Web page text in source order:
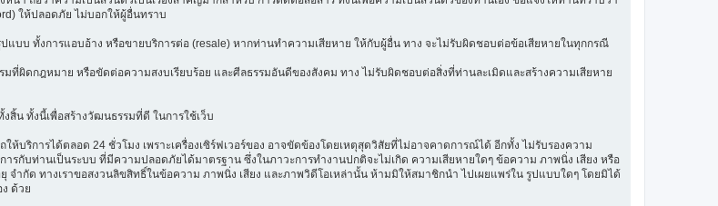
ให้ปลอดภัย ไม่บอกให้ผู้อื่นทราบ
แบบ ทั้งการแอบอ้าง หรือขายบริการต่อ (resale) หากท่านทำความเสียหาย ให้กับผู้อื่น ทาง จะไม่รับผิดชอบต่อข้อเสียหายในทุกกรณี
ที่ผิดกฎหมาย หรือขัดต่อความสงบเรียบร้อย และศีลธรรมอันดีของสังคม ทาง ไม่รับผิดชอบต่อสิ่งที่ท่านละเมิดและสร้างความเสียหาย
สิ้น ทั้งนี้เพื่อสร้างวัฒนธรรมที่ดี ในการใช้เว็บ
บริการได้ตลอด 24 ชั่วโมง เพราะเครื่องเซิร์ฟเวอร์ของ อาจขัดข้องโดยเหตุสุดวิสัยที่ไม่อาจคาดการณ์ได้ อีกทั้ง ไม่รับรองความ
รกับท่านเป็นระบบ ที่มีความปลอดภัยได้มาตรฐาน ซึ่งในภาวะการทำงานปกติจะไม่เกิด ความเสียหายใดๆ ข้อความ ภาพนิ่ง เสียง หรือ
ำกัด ทางเราขอสงวนลิขสิทธิ์ในข้อความ ภาพนิ่ง เสียง และภาพวิดีโอเหล่านั้น ห้ามมิให้สมาชิกนำ ไปเผยแพร่ใน รูปแบบใดๆ โดยมิได้
ด้วย